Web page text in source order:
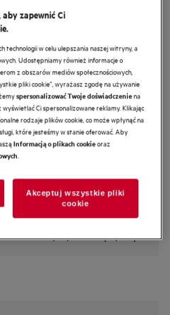
7000
Karta informacyjna produktu
segmentów gotowania za pomocą
do intensywności gotowania.
rezultaty dla każdego dania.
dotyczące
UE 2023/988 są
należy zapoznać się z pełną
zapewnić Ci
technologii w celu ulepszania naszej witryny, a
Udostępniamy również informacje o
z obszarów mediów społecznościowych,
pliki cookie", wyrażasz zgodę na używanie
spersonalizować Twoje doświadczeniena
wyświetlać Ci spersonalizowane reklamy. Klikając
rodzaje plików cookie, co może wpłynąć na
które jesteśmy w stanie oferować. Aby
Informacją o plikach cookieoraz
.
Akceptuj wszystkie pliki
cookie